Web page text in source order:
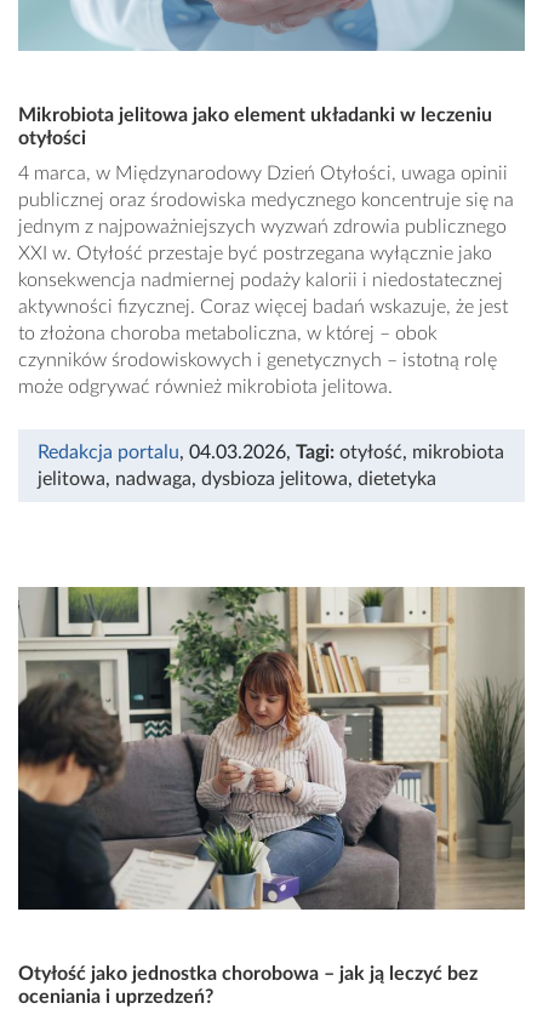
Mikrobiota jelitowa jako element układanki w leczeniu
otyłości
4 marca, w Międzynarodowy Dzień Otyłości, uwaga opinii
publicznej oraz środowiska medycznego koncentruje się na
jednym z najpoważniejszych wyzwań zdrowia publicznego
XXI w. Otyłość przestaje być postrzegana wyłącznie jako
konsekwencja nadmiernej podaży kalorii i niedostatecznej
aktywności fizycznej. Coraz więcej badań wskazuje, że jest
to złożona choroba metaboliczna, w której – obok
czynników środowiskowych i genetycznych – istotną rolę
może odgrywać również mikrobiota jelitowa.
Redakcja portalu, 04.03.2026, Tagi: otyłość, mikrobiota
jelitowa, nadwaga, dysbioza jelitowa, dietetyka
Otyłość jako jednostka chorobowa – jak ją leczyć bez
oceniania i uprzedzeń?